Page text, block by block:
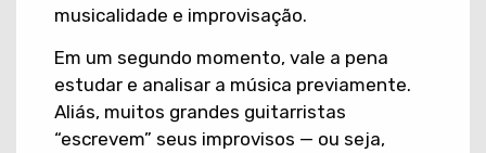
musicalidade e improvisação.
Em um segundo momento, vale a pena
estudar e analisar a música previamente.
Aliás, muitos grandes guitarristas
“escrevem” seus improvisos — ou seja,